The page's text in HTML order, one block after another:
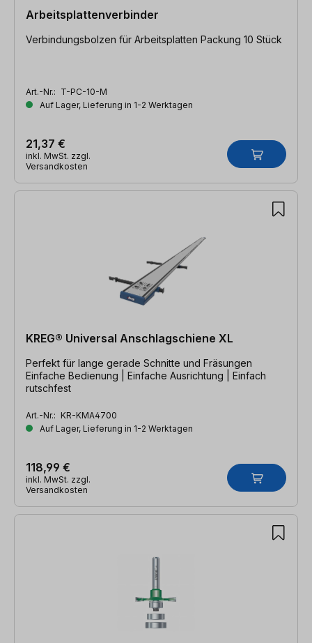
Arbeitsplattenverbinder
Verbindungsbolzen für Arbeitsplatten Packung 10 Stück
Art.-Nr.: T-PC-10-M
Auf Lager, Lieferung in 1-2 Werktagen
21,37 €
inkl. MwSt. zzgl.
Versandkosten
KREG® Universal Anschlagschiene XL
Perfekt für lange gerade Schnitte und Fräsungen
Einfache Bedienung | Einfache Ausrichtung | Einfach
rutschfest
Art.-Nr.: KR-KMA4700
Auf Lager, Lieferung in 1-2 Werktagen
118,99 €
inkl. MwSt. zzgl.
Versandkosten